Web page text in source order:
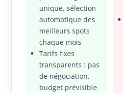
unique, sélection
automatique des
meilleurs spots
chaque mois
Tarifs fixes
transparents : pas
de négociation,
budget prévisible